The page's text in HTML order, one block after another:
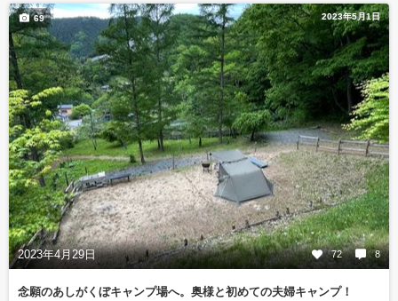
2023年5月1日
2023年4月29日 72 8
69
念願のあしがくぼキャンプ場へ。奥様と初めての夫婦キャンプ！